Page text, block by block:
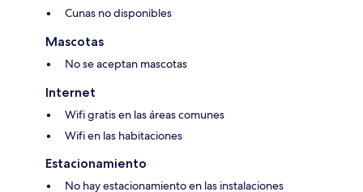
Cunas no disponibles
Mascotas
No se aceptan mascotas
Internet
Wifi gratis en las áreas comunes
Wifi en las habitaciones
Estacionamiento
No hay estacionamiento en las instalaciones